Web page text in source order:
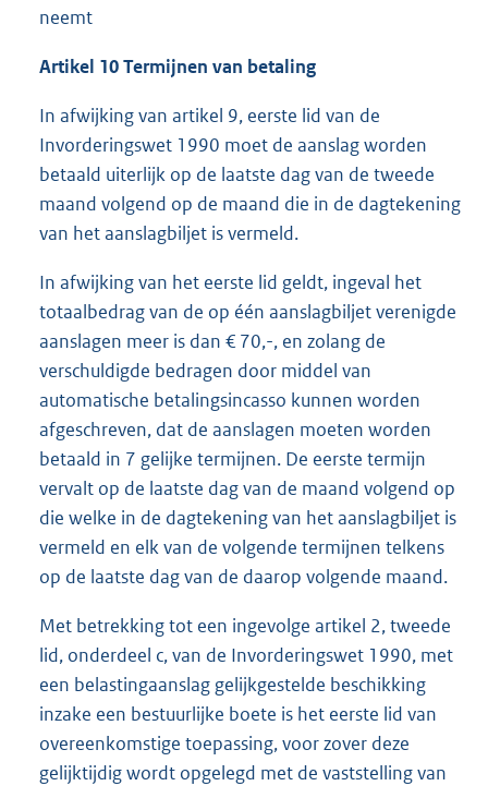
neemt
Artikel 10 Termijnen van betaling
In afwijking van artikel 9, eerste lid van de
Invorderingswet 1990 moet de aanslag worden
betaald uiterlijk op de laatste dag van de tweede
maand volgend op de maand die in de dagtekening
van het aanslagbiljet is vermeld.
In afwijking van het eerste lid geldt, ingeval het
totaalbedrag van de op één aanslagbiljet verenigde
aanslagen meer is dan € 70,-, en zolang de
verschuldigde bedragen door middel van
automatische betalingsincasso kunnen worden
afgeschreven, dat de aanslagen moeten worden
betaald in 7 gelijke termijnen. De eerste termijn
vervalt op de laatste dag van de maand volgend op
die welke in de dagtekening van het aanslagbiljet is
vermeld en elk van de volgende termijnen telkens
op de laatste dag van de daarop volgende maand.
Met betrekking tot een ingevolge artikel 2, tweede
lid, onderdeel c, van de Invorderingswet 1990, met
een belastingaanslag gelijkgestelde beschikking
inzake een bestuurlijke boete is het eerste lid van
overeenkomstige toepassing, voor zover deze
gelijktijdig wordt opgelegd met de vaststelling van